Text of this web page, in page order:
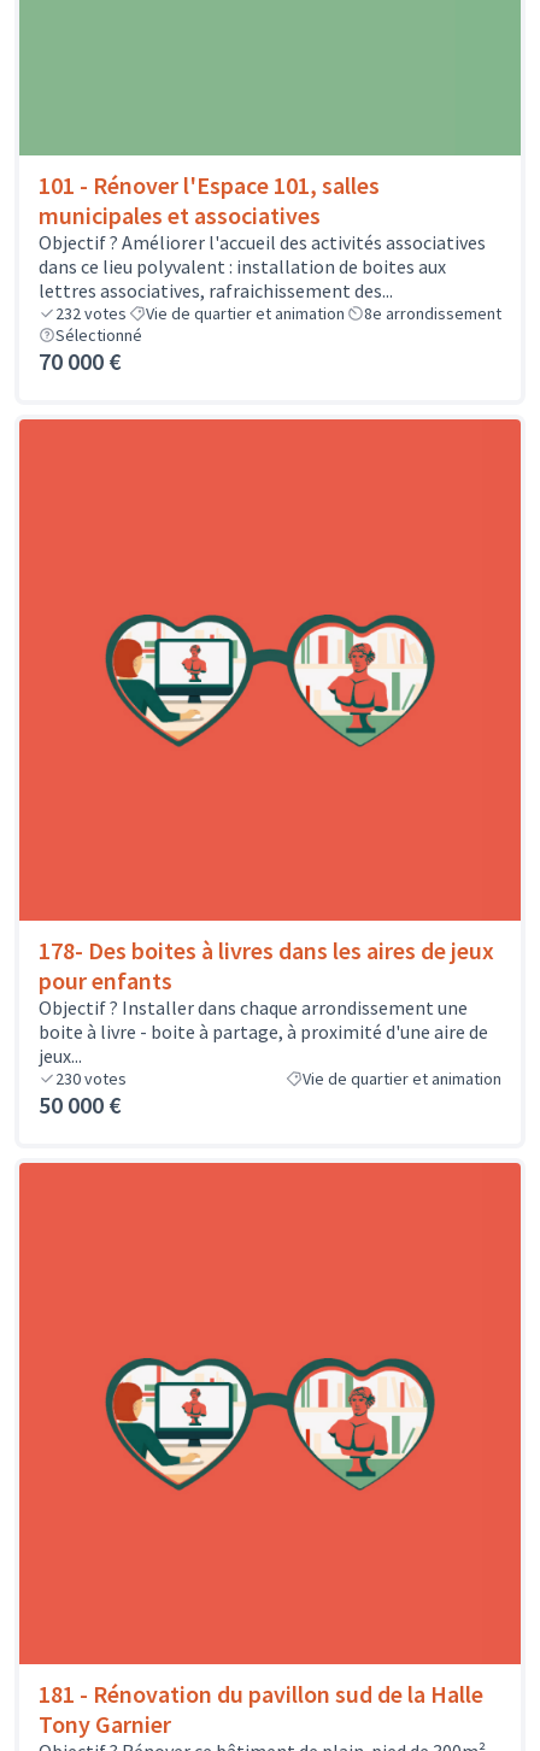
101 - Rénover l'Espace 101, salles
municipales et associatives
Objectif ? Améliorer l'accueil des activités associatives
dans ce lieu polyvalent : installation de boites aux
lettres associatives, rafraichissement des...
232votes Vie de quartier et animation
8e arrondissement
Sélectionné
70 000 €
178- Des boites à livres dans les aires de jeux
pour enfants
Objectif ? Installer dans chaque arrondissement une
boite à livre - boite à partage, à proximité d'une aire de
jeux...
230votes Vie de quartier et animation
50 000 €
181 - Rénovation du pavillon sud de la Halle
Tony Garnier